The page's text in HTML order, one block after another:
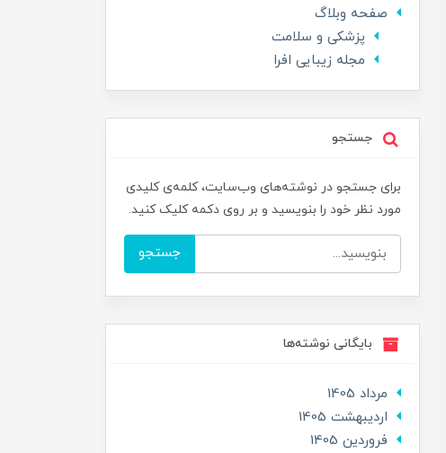
صفحه وبلاگ
پزشکی و سلامت
مجله زیبایی افرا
جستجو
برای جستجو در نوشته‌های وب‌سایت، کلمه‌ی کلیدی
مورد نظر خود را بنویسید و بر روی دکمه کلیک کنید.
جستجو
بایگانی نوشته‌ها
مرداد 1405
ارديبهشت 1405
فروردین 1405